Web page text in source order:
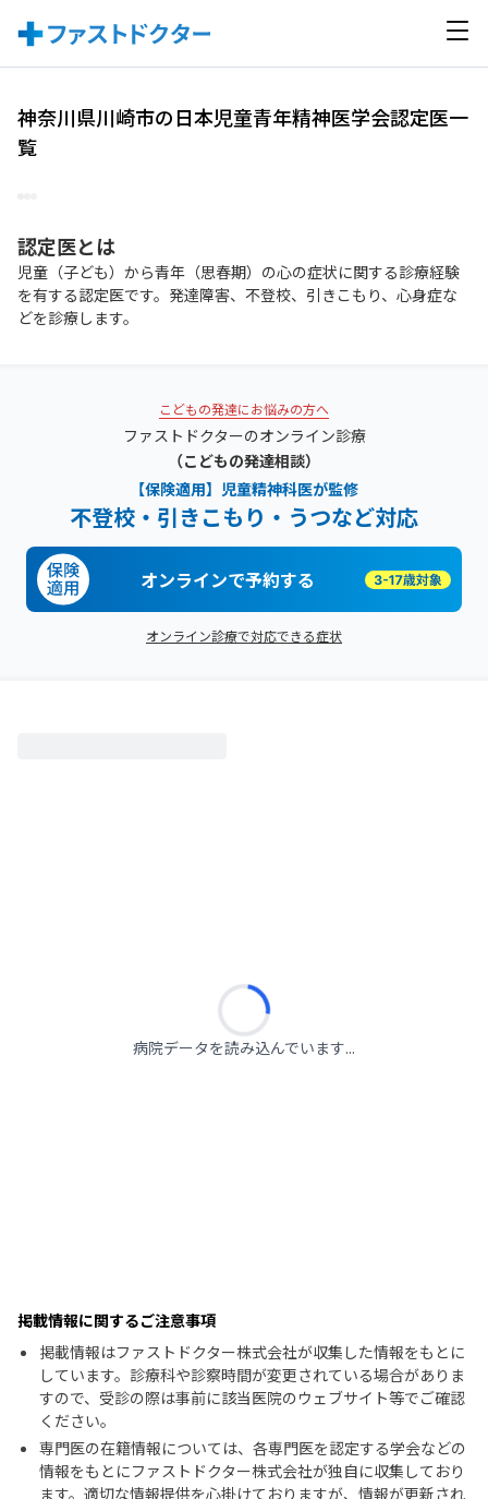
神奈川県川崎市の日本児童青年精神医学会認定医一
覧
認定医とは
児童（子ども）から青年（思春期）の心の症状に関する診療経験
を有する認定医です。発達障害、不登校、引きこもり、心身症な
どを診療します。
こどもの発達にお悩みの方へ
ファストドクターのオンライン診療
（こどもの発達相談）
【保険適用】児童精神科医が監修
不登校・引きこもり・うつなど対応
オンラインで予約する
オンライン診療で対応できる症状
病院データを読み込んでいます...
掲載情報に関するご注意事項
掲載情報はファストドクター株式会社が収集した情報をもとに
しています。診療科や診察時間が変更されている場合がありま
すので、受診の際は事前に該当医院のウェブサイト等でご確認
ください。
専門医の在籍情報については、各専門医を認定する学会などの
情報をもとにファストドクター株式会社が独自に収集しており
ます。適切な情報提供を心掛けておりますが、情報が更新され